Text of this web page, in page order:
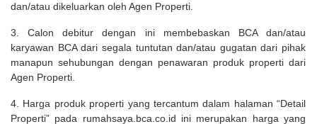
dan/atau dikeluarkan oleh Agen Properti.
3. Calon debitur dengan ini membebaskan BCA dan/atau
karyawan BCA dari segala tuntutan dan/atau gugatan dari pihak
manapun sehubungan dengan penawaran produk properti dari
Agen Properti.
4. Harga produk properti yang tercantum dalam halaman “Detail
Properti” pada rumahsaya.bca.co.id ini merupakan harga yang